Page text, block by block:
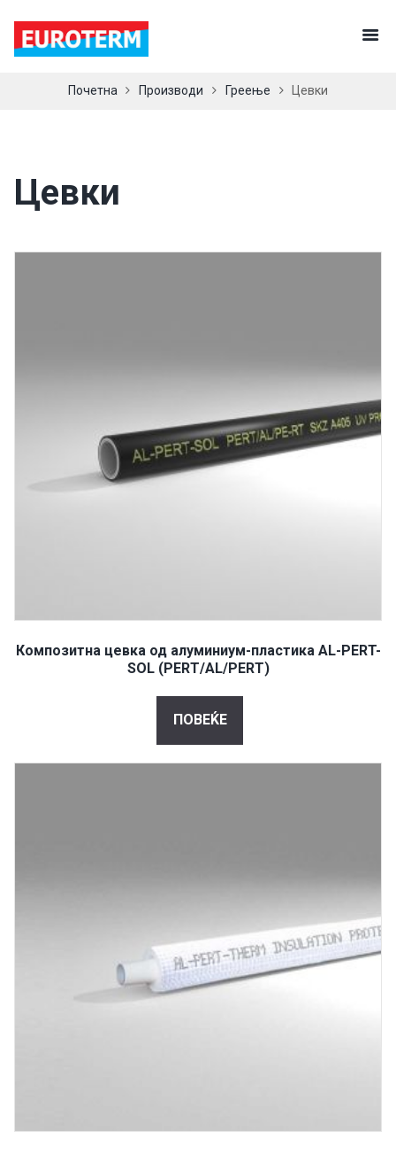
Почетна Производи Греење Цевки
Цевки
Композитна цевка од алуминиум-пластика AL-PERT-
SOL (PERT/AL/PERT)
ПОВЕЌЕ